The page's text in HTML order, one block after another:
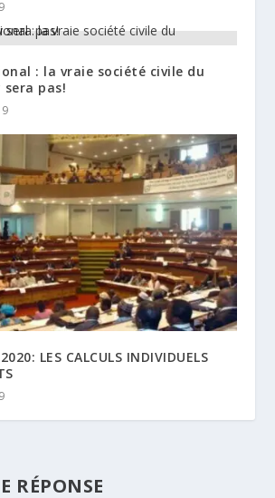
: la vraie société civile du
sera pas!
LES CALCULS INDIVIDUELS
RÉPONSE